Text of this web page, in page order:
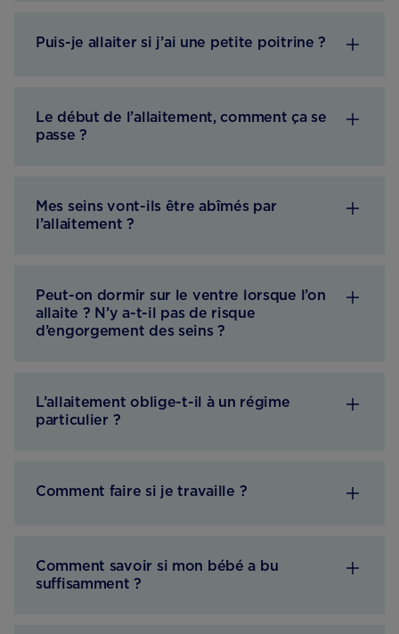
Puis-je allaiter si j’ai une petite poitrine ?
Le début de l’allaitement, comment ça se
passe ?
Mes seins vont-ils être abîmés par
l’allaitement ?
Peut-on dormir sur le ventre lorsque l’on
allaite ? N’y a-t-il pas de risque
d’engorgement des seins ?
L’allaitement oblige-t-il à un régime
particulier ?
Comment faire si je travaille ?
Comment savoir si mon bébé a bu
suffisamment ?